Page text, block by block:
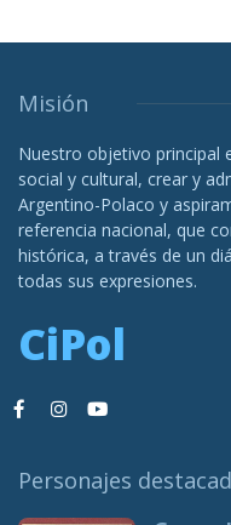
Misión
Nuestro objetivo principal
social y cultural, crear y
Argentino-Polaco y
referencia nacional, que
histórica, a través de un
todas sus expresiones.
CiPol
Personajes